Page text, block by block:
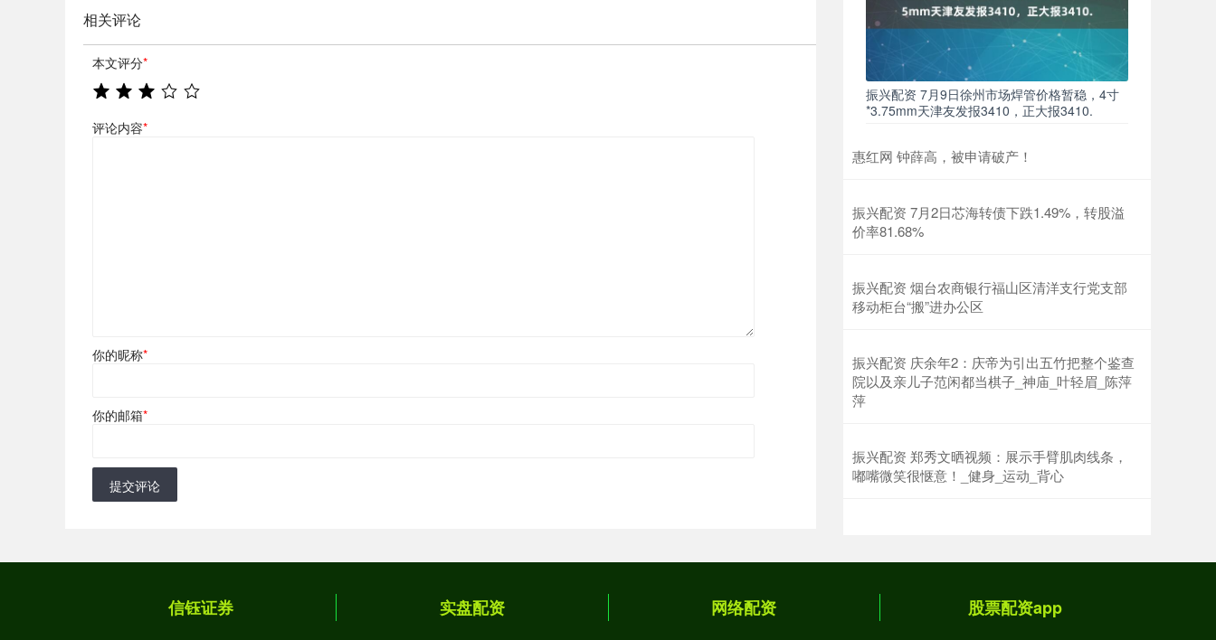
相关评论
本文评分*
评论内容*
你的昵称*
你的邮箱*
提交评论
振兴配资 7月9日徐州市场焊管价格暂稳，4寸
*3.75mm天津友发报3410，正大报3410.
惠红网 钟薛高，被申请破产！
振兴配资 7月2日芯海转债下跌1.49%，转股溢
价率81.68%
振兴配资 烟台农商银行福山区清洋支行党支部
移动柜台“搬”进办公区
振兴配资 庆余年2：庆帝为引出五竹把整个鉴查
院以及亲儿子范闲都当棋子_神庙_叶轻眉_陈萍
萍
振兴配资 郑秀文晒视频：展示手臂肌肉线条，
嘟嘴微笑很惬意！_健身_运动_背心
信钰证券 实盘配资 网络配资 股票配资app